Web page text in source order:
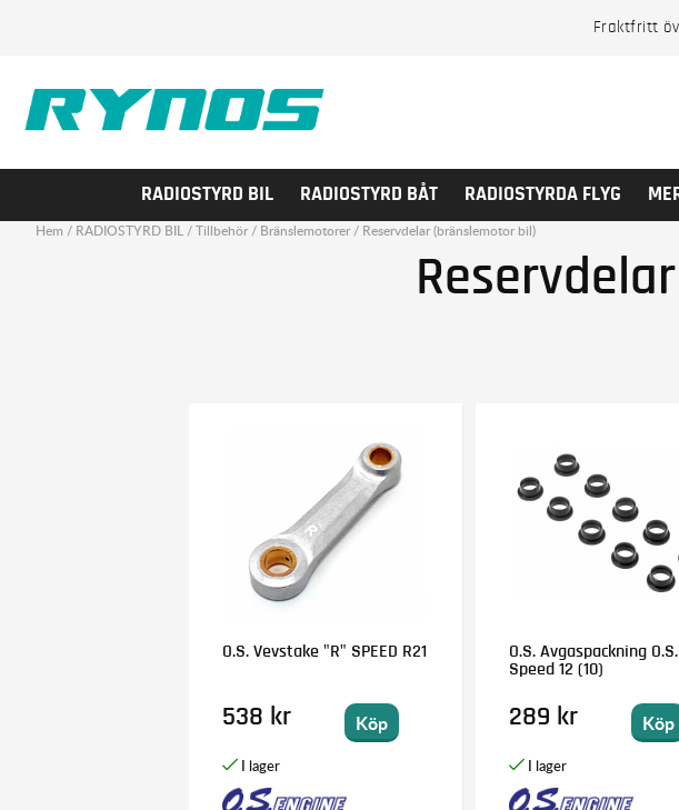
Fraktfritt
RADIOSTYRD BIL RADIOSTYRD BÅT RADIOSTYRDA FLYG
Hem / RADIOSTYRD BIL/Tillbehör/ Bränslemotorer/ Reservdelar (bränslemotor bil)
O.S. Vevstake "R" SPEED R21
538 kr Köp
O.S. Avgaspackning O.S.
Speed 12 (10)
289 kr Köp